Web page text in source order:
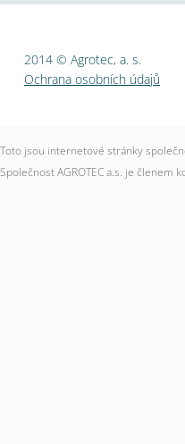
2014 © Agrotec, a. s.
Ochrana osobních údajů
Toto jsou internetové stránky
Společnost AGROTEC a.s. je členem